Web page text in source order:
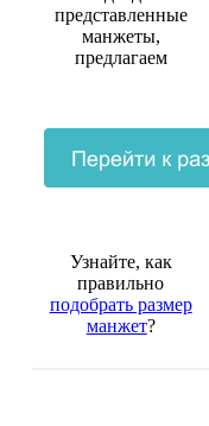
представленные
манжеты,
предлагаем
Узнайте, как
правильно
подобрать размер
манжет?